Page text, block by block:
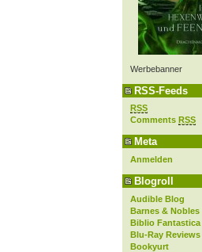
Werbebanner
RSS-Feeds
RSS
Comments RSS
Meta
Anmelden
Blogroll
Audible Blog
Barnes & Nobles
Biblio Fantastica
Blu-Ray Reviews
Bookyurt